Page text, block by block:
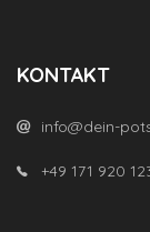
KONTAKT
info@dein-
+49 171 920